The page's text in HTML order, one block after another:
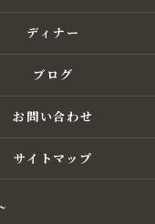
ディナー
ブログ
お問い合わせ
サイトマップ